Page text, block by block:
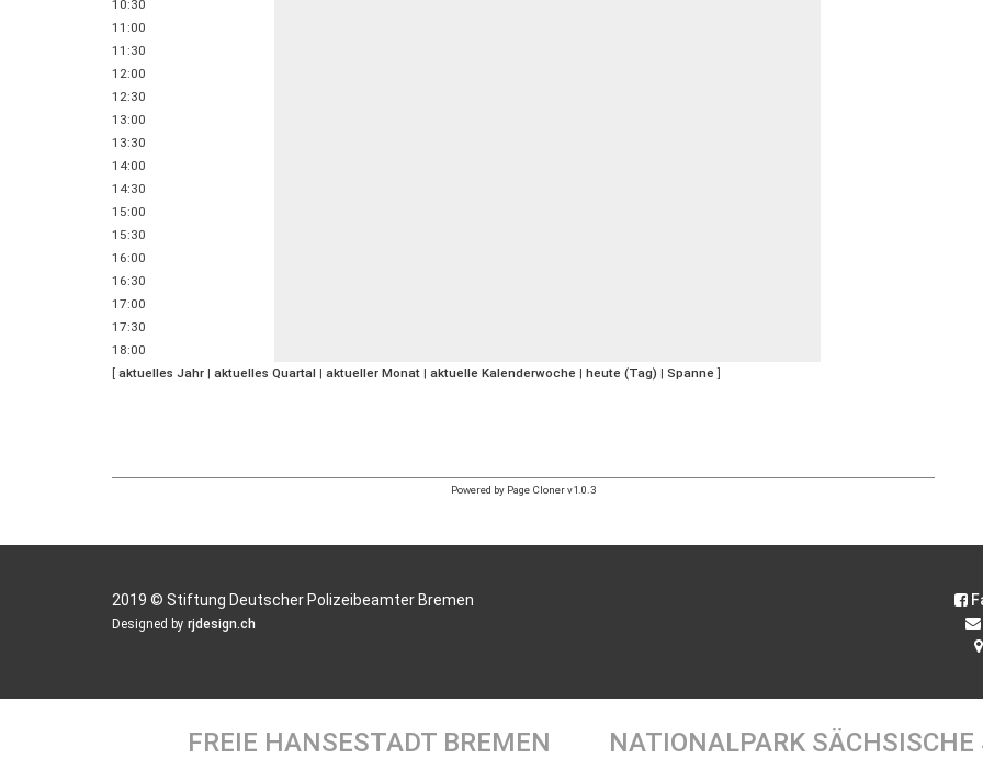
10:30
11:00
11:30
12:00
12:30
13:00
13:30
14:00
14:30
15:00
15:30
16:00
16:30
17:00
17:30
18:00
[ aktuelles Jahr | aktuelles Quartal | aktueller Monat | aktuelle Kalenderwoche | heute (Tag) | Spanne ]
Powered by Page Cloner v1.0.3
2019 © Stiftung Deutscher Polizeibeamter Bremen
Designed by rjdesign.ch
FREIE HANSESTADT BREMEN NATIONALPARK SÄCHSISCHE